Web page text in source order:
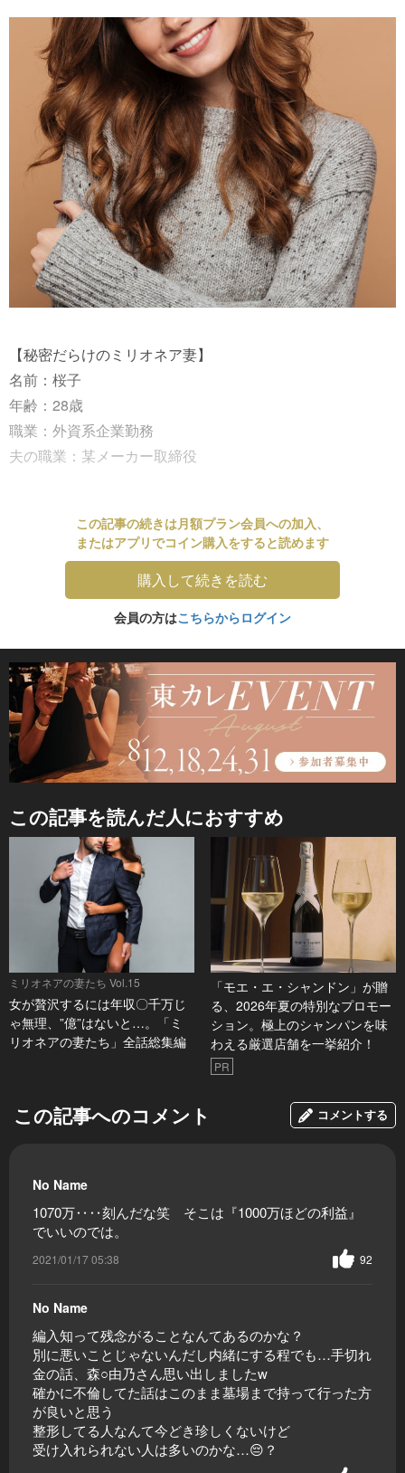
【秘密だらけのミリオネア妻】
名前：桜子
年齢：28歳
職業：外資系企業勤務
夫の職業：某メーカー取締役
この記事の続きは月額プラン会員への加入、
またはアプリでコイン購入をすると読めます
購入して続きを読む
会員の方はこちらからログイン
この記事を読んだ人におすすめ
ミリオネアの妻たち Vol.15
女が贅沢するには年収〇千万じ
ゃ無理、”億”はないと…。「ミ
リオネアの妻たち」全話総集編
「モエ・エ・シャンドン」が贈
る、2026年夏の特別なプロモー
ション。極上のシャンパンを味
わえる厳選店舗を一挙紹介！
PR
この記事へのコメント コメントする
No Name
1070万‥‥刻んだな笑 そこは『1000万ほどの利益』
でいいのでは。
2021/01/17 05:38 92
No Name
編入知って残念がることなんてあるのかな？
別に悪いことじゃないんだし内緒にする程でも…手切れ
金の話、森○由乃さん思い出しましたw
確かに不倫してた話はこのまま墓場まで持って行った方
が良いと思う
整形してる人なんて今どき珍しくないけど
受け入れられない人は多いのかな…😔？